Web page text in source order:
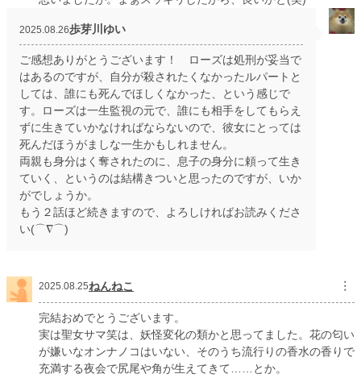
2025.08.26歩芽川ゆい
ご感想ありがとうございます！ ローズは処刑が妥当で
はあるのですが、自分が殺されたくなかったルパートと
しては、誰にも死んでほしくなかった、という感じで
す。ローズは一生監視の元で、誰にも相手をしてもらえ
ずに生きていかなければならないので、彼女にとっては
死んだほうがましな一生かもしれません。
両親も身分はく奪されたのに、息子の身分に頼って生き
ていく、というのは結構きついと思ったのですが、いか
がでしょうか。
もう２話ほど続きますので、よろしければお読みくださ
い(⌒∇⌒)
2025.08.25ねんねこ ︙
完結おめでとうございます。
実は聖女サマ笑は、妖怪変化の類かと思ってました。花の匂い
が嫌いなオンナノコはいない、そのうち流行りの香水の香りで
充満する夜会で尻尾や角が生えてきて……とか。